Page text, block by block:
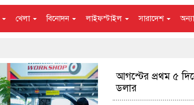
খেলা বিনোদন লাইফস্টাইল সারাদেশ
আগস্টের প্রথম ৫
ডলার